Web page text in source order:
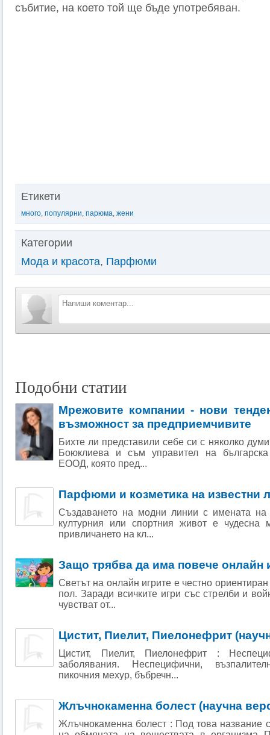
събитие, на което той ще бъде употребяван.
Етикети
много, популярни, парюма, жени
Категории
Мода и красота, Парфюми
Подобни статии
Мрежовите компании - нови
възможност за предприемчивите
Бихте ли представили себе си с няколко
Боюклиева и съм управител на
ЕООД, която пред...
Парфюми и козметика на известни
Създаването на модни линии с имената на
културния или спортния живот е чудесна
привличането на кл...
Защо трябва да има повече онлайн
Светът на онлайн игрите е честно
пол. Заради всичките игри със стрелби и
чувстват от...
Цистит, Пиелит, Пиелонефрит
Цистит, Пиелит, Пиелонефрит :
заболявания. Неспецифични,
пикочния мехур, бъбречн...
Жлъчнокаменна болест (научна
Жлъчнокаменна болест : Под това название